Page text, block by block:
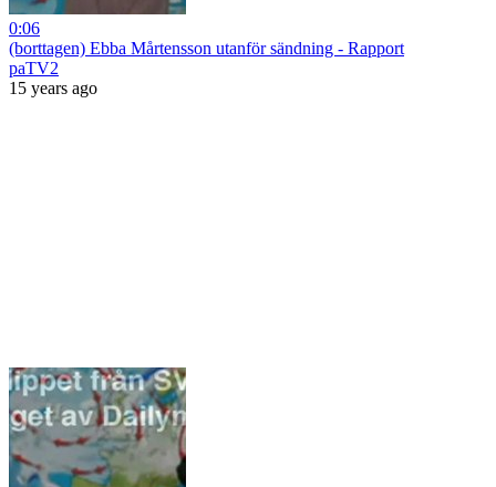
0:06
(borttagen) Ebba Mårtensson utanför sändning - Rapport
paTV2
15 years ago